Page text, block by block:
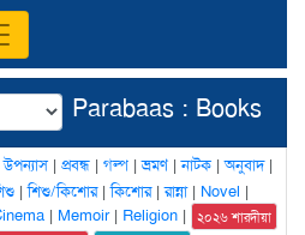
Parabaas : Books
উপন্যাস| প্রবন্ধ | গল্প |ভ্রমণ|নাটক |অনুবাদ|
|শিশু/কিশোর|কিশোর|রান্না| Novel |
| Memoir| Religion |
২০২৬ শারদীয়া